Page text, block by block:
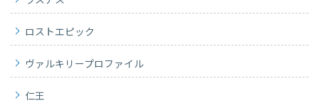
ロストエピック
ヴァルキリープロファイル
仁王